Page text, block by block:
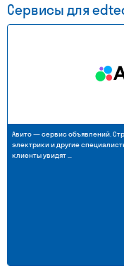
Сервисы для
Авито — сервис объявлений.
электрики и другие
клиенты увидят …